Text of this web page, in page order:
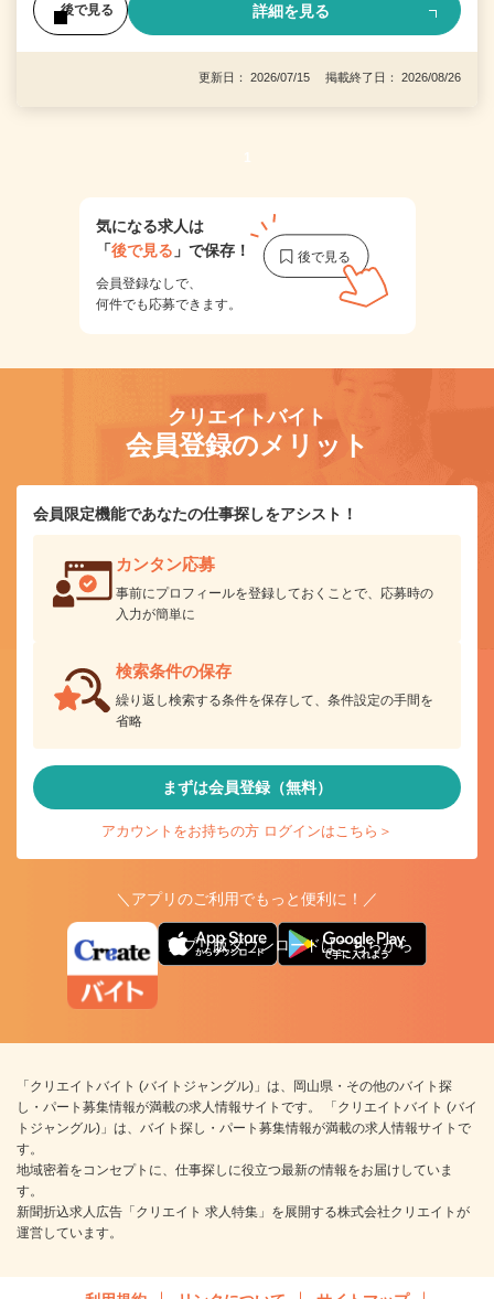
後で見る 詳細を見る
更新日： 2026/07/15 掲載終了日： 2026/08/26
1
気になる求人は
「後で見る 」で保存！
会員登録なしで、
何件でも応募できます。
クリエイトバイト
会員登録のメリット
会員限定機能であなたの仕事探しをアシスト！
カンタン応募
事前にプロフィールを登録しておくことで、応募時の
入力が簡単に
検索条件の保存
繰り返し検索する条件を保存して、条件設定の手間を
省略
まずは会員登録（無料）
アカウントをお持ちの方 ログインはこちら＞
＼アプリのご利用でもっと便利に！／
アプリ版ダウンロードはこちらから
「クリエイトバイト (バイトジャングル)」は、岡山県・その他のバイト探
し・パート募集情報が満載の求人情報サイトです。 「クリエイトバイト (バイ
トジャングル)」は、バイト探し・パート募集情報が満載の求人情報サイトで
す。
地域密着をコンセプトに、仕事探しに役立つ最新の情報をお届けしていま
す。
新聞折込求人広告「クリエイト 求人特集」を展開する株式会社クリエイトが
運営しています。